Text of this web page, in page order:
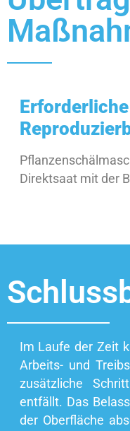
Direktsaat mit der
Im Laufe der Zeit
Arbeits- und
zusätzliche
entfällt. Das
der Oberfläche